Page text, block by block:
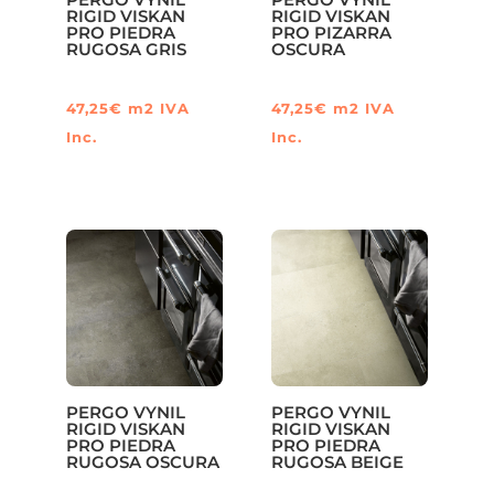
RIGID VISKAN
PRO PIEDRA
RUGOSA GRIS
47,25€ m2 IVA
Inc.
RIGID VISKAN
PRO PIZARRA
OSCURA
47,25€ m2 IVA
Inc.
PERGO VYNIL
RIGID VISKAN
PRO PIEDRA
RUGOSA OSCURA
PERGO VYNIL
RIGID VISKAN
PRO PIEDRA
RUGOSA BEIGE